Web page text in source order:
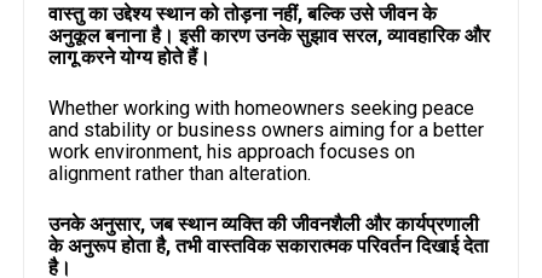
वास्तु का उद्देश्य स्थान को तोड़ना नहीं, बल्कि उसे जीवन के
अनुकूल बनाना है। इसी कारण उनके सुझाव सरल, व्यावहारिक और
लागू करने योग्य होते हैं।
Whether working with homeowners seeking peace
and stability or business owners aiming for a better
work environment, his approach focuses on
alignment rather than alteration.
उनके अनुसार, जब स्थान व्यक्ति की जीवनशैली और कार्यप्रणाली
के अनुरूप होता है, तभी वास्तविक सकारात्मक परिवर्तन दिखाई देता
है।